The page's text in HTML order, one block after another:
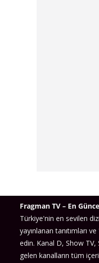
Fragman TV – En
Türkiye'nin en sevilen
yayınlanan tanıtımları
edin. Kanal D, Show TV,
gelen kanalların tüm